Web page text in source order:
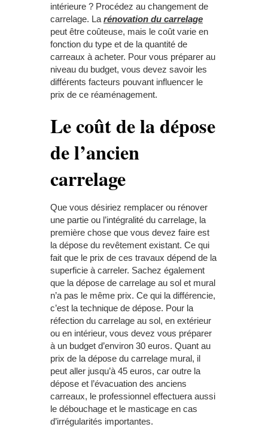
intérieure ? Procédez au changement de
carrelage. La rénovation du carrelage
peut être coûteuse, mais le coût varie en
fonction du type et de la quantité de
carreaux à acheter. Pour vous préparer au
niveau du budget, vous devez savoir les
différents facteurs pouvant influencer le
prix de ce réaménagement.
Le coût de la dépose
de l’ancien
carrelage
Que vous désiriez remplacer ou rénover
une partie ou l’intégralité du carrelage, la
première chose que vous devez faire est
la dépose du revêtement existant. Ce qui
fait que le prix de ces travaux dépend de la
superficie à carreler. Sachez également
que la dépose de carrelage au sol et mural
n’a pas le même prix. Ce qui la différencie,
c’est la technique de dépose. Pour la
réfection du carrelage au sol, en extérieur
ou en intérieur, vous devez vous préparer
à un budget d’environ 30 euros. Quant au
prix de la dépose du carrelage mural, il
peut aller jusqu’à 45 euros, car outre la
dépose et l’évacuation des anciens
carreaux, le professionnel effectuera aussi
le débouchage et le masticage en cas
d’irrégularités importantes.